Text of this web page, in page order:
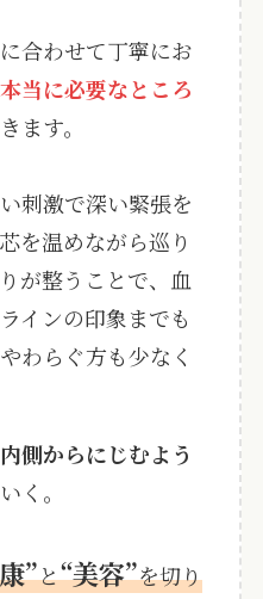
合わせて丁寧にお
本当に必要なところ
ます。
刺激で深い緊張を
を温めながら巡り
が整うことで、血
インの印象までも
わらぐ方も少なく
側からにじむよう
く。
”と“美容”を切り